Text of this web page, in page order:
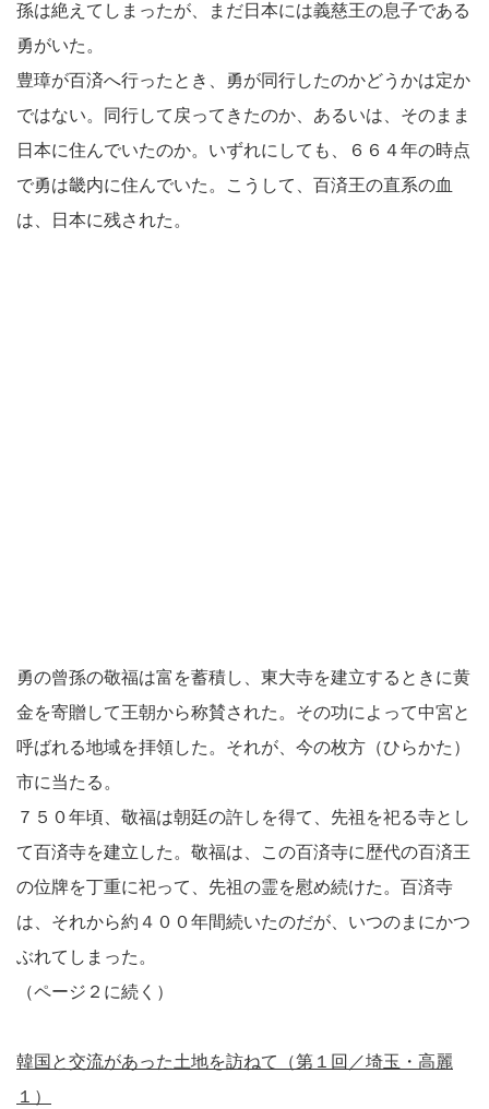
孫は絶えてしまったが、まだ日本には義慈王の息子である
勇がいた。
豊璋が百済へ行ったとき、勇が同行したのかどうかは定か
ではない。同行して戻ってきたのか、あるいは、そのまま
日本に住んでいたのか。いずれにしても、６６４年の時点
で勇は畿内に住んでいた。こうして、百済王の直系の血
は、日本に残された。
勇の曾孫の敬福は富を蓄積し、東大寺を建立するときに黄
金を寄贈して王朝から称賛された。その功によって中宮と
呼ばれる地域を拝領した。それが、今の枚方（ひらかた）
市に当たる。
７５０年頃、敬福は朝廷の許しを得て、先祖を祀る寺とし
て百済寺を建立した。敬福は、この百済寺に歴代の百済王
の位牌を丁重に祀って、先祖の霊を慰め続けた。百済寺
は、それから約４００年間続いたのだが、いつのまにかつ
ぶれてしまった。
（ページ２に続く）
韓国と交流があった土地を訪ねて（第１回／埼玉・高麗
１）